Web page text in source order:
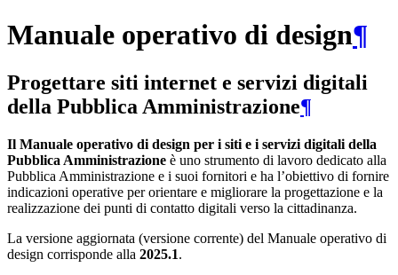
Manuale operativo di design¶
Progettare siti internet e servizi digitali
della Pubblica Amministrazione¶
Il Manuale operativo di design per i siti e i servizi digitali della
Pubblica Amministrazione è uno strumento di lavoro dedicato alla
Pubblica Amministrazione e i suoi fornitori e ha l’obiettivo di fornire
indicazioni operative per orientare e migliorare la progettazione e la
realizzazione dei punti di contatto digitali verso la cittadinanza.
La versione aggiornata (versione corrente) del Manuale operativo di
design corrisponde alla 2025.1.